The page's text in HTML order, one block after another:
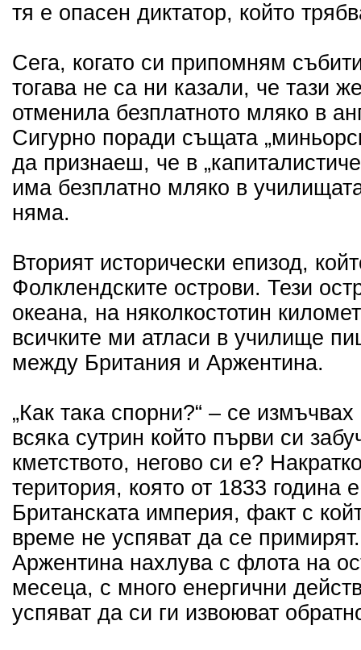
тя е опасен диктатор, който
Сега, когато си припомням
тогава не са ни казали, че тази
отменила безплатното мляко в
Сигурно поради същата
да признаеш, че в
има безплатно мляко в
няма.
Вторият исторически епизод,
Фолклендските острови. Тези
океана, на няколкостотин
всичките ми атласи в училище
между Британия и Аржентина.
„Как така спорни?“ – се
всяка сутрин който първи си
кметството, негово си е?
територия, която от 1833 година
Британската империя, факт с
време не успяват да се
Аржентина нахлува с флота на
месеца, с много енергични
успяват да си ги извоюват